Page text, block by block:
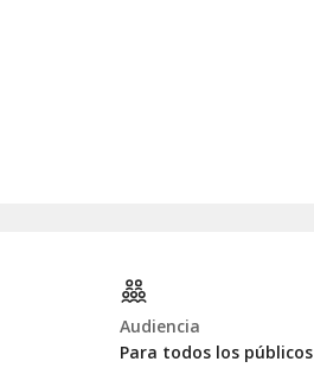
Audiencia
Para todos los públicos